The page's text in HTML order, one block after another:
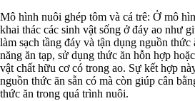
Mô hình nuôi ghép tôm và cá trê: Ở mô
khai thác các sinh vật sống ở đáy ao như
làm sạch tầng đáy và tận dụng nguồn
năng ăn tạp, sử dụng thức ăn hỗn hợp
vật chất hữu cơ có trong ao. Sự kết hợp
nguồn thức ăn sẵn có mà còn giúp cân
thức ăn trong quá trình nuôi.